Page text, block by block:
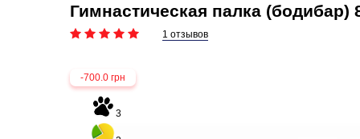
Гимнастическая палка (бодибар)
1 отзывов
-700.0 грн
3